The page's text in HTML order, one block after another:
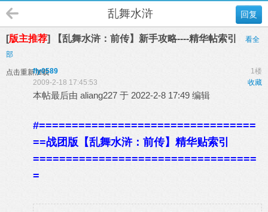
回复
乱舞水浒
[版主推荐] 【乱舞水浒：前传】新手攻略----精华帖索引
看全
部
点击重新加载 1楼
fly0589
收藏
2009-2-18 17:45:53
本帖最后由 aliang227 于 2022-2-8 17:49 编辑
#=================================
==战团版【乱舞水浒：前传】精华贴索引
==================================
=